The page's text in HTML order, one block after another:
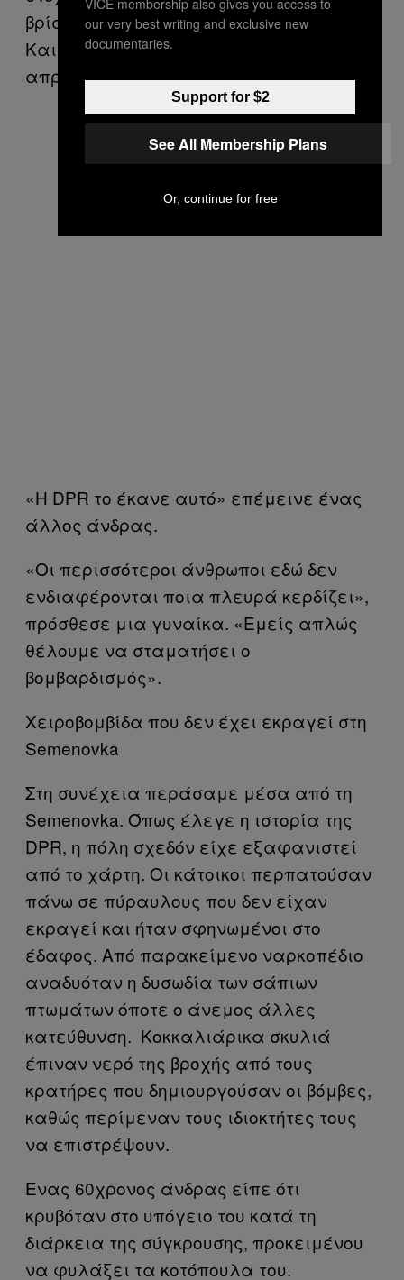
βρίσκονταν αντάρτες. Ήταν μόνο φήμη.
Και οι δυο πλευρές πυροβολούσαν
απρόσεκτα».
«Η DPR το έκανε αυτό» επέμεινε ένας
άλλος άνδρας.
«Οι περισσότεροι άνθρωποι εδώ δεν
ενδιαφέρονται ποια πλευρά κερδίζει»,
πρόσθεσε μια γυναίκα. «Εμείς απλώς
θέλουμε να σταματήσει ο
βομβαρδισμός».
Χειροβομβίδα που δεν έχει εκραγεί στη
Semenovka
Στη συνέχεια περάσαμε μέσα από τη
Semenovka. Όπως έλεγε η ιστορία της
DPR, η πόλη σχεδόν είχε εξαφανιστεί
από το χάρτη. Οι κάτοικοι περπατούσαν
πάνω σε πύραυλους που δεν είχαν
εκραγεί και ήταν σφηνωμένοι στο
έδαφος. Από παρακείμενο ναρκοπέδιο
αναδυόταν η δυσωδία των σάπιων
πτωμάτων όποτε ο άνεμος άλλες
κατεύθυνση. Κοκκαλιάρικα σκυλιά
έπιναν νερό της βροχής από τους
κρατήρες που δημιουργούσαν οι βόμβες,
καθώς περίμεναν τους ιδιοκτήτες τους
να επιστρέψουν.
Ένας 60χρονος άνδρας είπε ότι
κρυβόταν στο υπόγειο του κατά τη
διάρκεια της σύγκρουσης, προκειμένου
να φυλάξει τα κοτόπουλα του.
our very best writing and exclusive new
documentaries.
Support for $2
See All Membership Plans
Or, continue for free